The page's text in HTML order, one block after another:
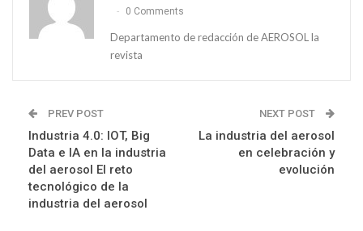
0 Comments
Departamento de redacción de AEROSOL la
revista
PREV POST
Industria 4.0: IOT, Big
Data e IA en la industria
del aerosol El reto
tecnológico de la
industria del aerosol
NEXT POST
La industria del aerosol
en celebración y
evolución